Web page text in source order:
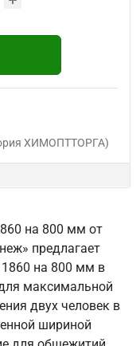
ХИМОПТТОРГА)
на 800 мм от
предлагает
на 800 мм в
максимальной
двух человек в
шириной